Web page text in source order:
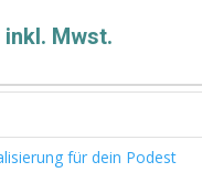
inkl. Mwst.